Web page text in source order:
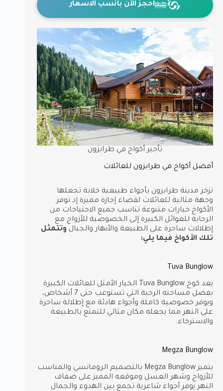
احجز الآن بأنسب الاسعار
تأجير أكواخ في طرابزون
أفضل أكواخ في طرابزون للعائلات
تزخر مدينة طرابزون بأجواء طبيعية خلابة تجعلها
وجهة مثالية للعائلات لقضاء إجازة مميزة إذ توفر
الأكواخ خيارات متنوعة تناسب جميع الاحتياجات من
الرحابة للعوائل الكبيرة إلى الخصوصية للأزواج مع
إطلالات ساحرة على الطبيعة والأنهار والجبال وتتمثل
تلك الأكواخ فيما يلي:
Tuva Bunglow
يعد كوخ Tuva Bunglow الخيار الأمثل للعائلات الكبيرة
بفضل مساحته الرحبة التي تستوعب حتى 7 أشخاص،
ويوفر خصوصية كاملة وأجواء هادئة مع إطلالة ساحرة
على النهر مما يجعله مكان مثالي للتمتع بالطبيعة
والاسترخاء.
Megza Bunglow
يتميز Megza Bunglow بالتصميم الرومانسي والمناسب
للأزواج وشهر العسل وموقعه المميز على ضفاف
النهر يوفر أجواء شاعرية تجمع بين الهدوء والجمال